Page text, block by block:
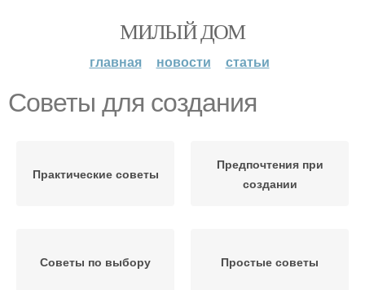
МИЛЫЙ ДОМ
главная новости статьи
Советы для создания
Практические советы
Предпочтения при
создании
Советы по выбору Простые советы